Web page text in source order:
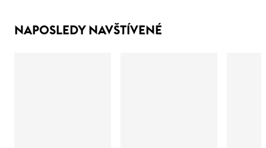
NAPOSLEDY NAVŠTÍVENÉ